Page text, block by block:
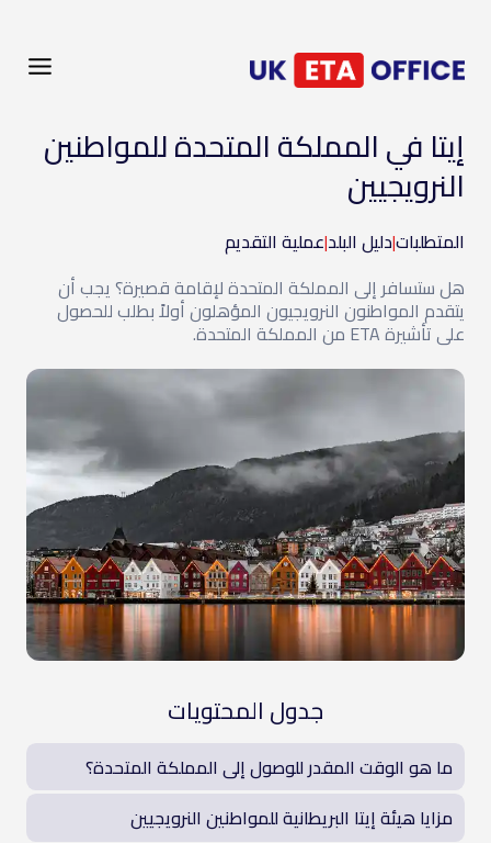
إيتا في المملكة المتحدة للمواطنين
النرويجيين
المتطلبات|دليل البلد|عملية التقديم
هل ستسافر إلى المملكة المتحدة لإقامة قصيرة؟ يجب أن
يتقدم المواطنون النرويجيون المؤهلون أولاً بطلب للحصول
على تأشيرة ETA من المملكة المتحدة.
جدول المحتويات
ما هو الوقت المقدر للوصول إلى المملكة المتحدة؟
مزايا هيئة إيتا البريطانية للمواطنين النرويجيين